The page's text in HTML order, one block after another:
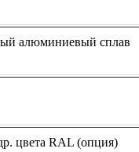
алюминиевый сплав
цвета RAL (опция)